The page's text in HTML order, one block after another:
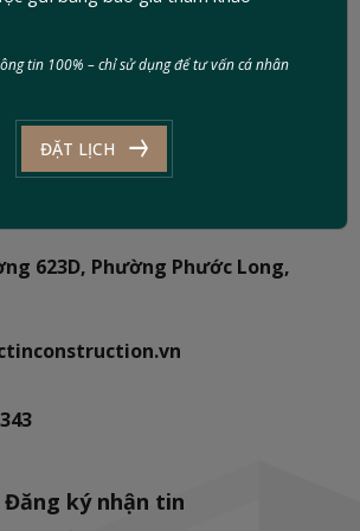
623D, Phường Phước Long,
Đăng ký nhận tin
tin 100% – chỉ sử dụng để tư vấn cá nhân
ĐẶT LỊCH